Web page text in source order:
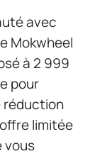
avec
Mokwheel
à 2 999
pour
réduction
limitée
vous